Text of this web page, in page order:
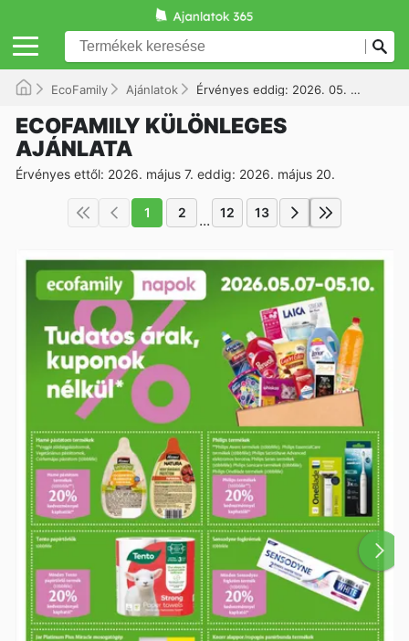
EcoFamily Ajánlatok Érvényes eddig: 2026. 05. 20.
ECOFAMILY KÜLÖNLEGES
AJÁNLATA
Érvényes ettől: 2026. május 7. eddig: 2026. május 20.
1 2 ... 12 13